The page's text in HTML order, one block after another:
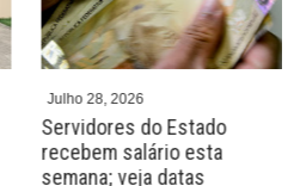
Julho 28, 2026
Servidores do Estado
recebem salário esta
semana; veja datas
e
v
x
t